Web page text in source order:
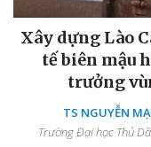
Xây dựng Lào
tế biên mậu
trưởng
TS NGUYỄN
Trường Đại học Thủ